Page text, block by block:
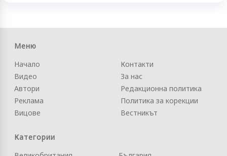
Меню
Начало
Видео
Автори
Реклама
Вицове
Контакти
За нас
Редакционна политика
Политика за корекции
Вестникът
Категории